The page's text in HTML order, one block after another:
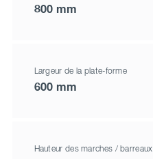
800 mm
Largeur de la plate-forme
600 mm
Hauteur des marches / barreaux